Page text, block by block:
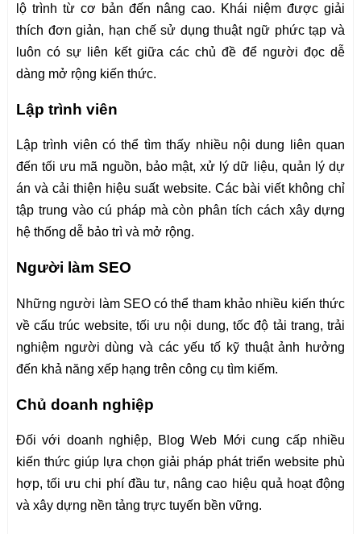
lộ trình từ cơ bản đến nâng cao. Khái niệm được giải
thích đơn giản, hạn chế sử dụng thuật ngữ phức tạp và
luôn có sự liên kết giữa các chủ đề để người đọc dễ
dàng mở rộng kiến thức.
Lập trình viên
Lập trình viên có thể tìm thấy nhiều nội dung liên quan
đến tối ưu mã nguồn, bảo mật, xử lý dữ liệu, quản lý dự
án và cải thiện hiệu suất website. Các bài viết không chỉ
tập trung vào cú pháp mà còn phân tích cách xây dựng
hệ thống dễ bảo trì và mở rộng.
Người làm SEO
Những người làm SEO có thể tham khảo nhiều kiến thức
về cấu trúc website, tối ưu nội dung, tốc độ tải trang, trải
nghiệm người dùng và các yếu tố kỹ thuật ảnh hưởng
đến khả năng xếp hạng trên công cụ tìm kiếm.
Chủ doanh nghiệp
Đối với doanh nghiệp, Blog Web Mới cung cấp nhiều
kiến thức giúp lựa chọn giải pháp phát triển website phù
hợp, tối ưu chi phí đầu tư, nâng cao hiệu quả hoạt động
và xây dựng nền tảng trực tuyến bền vững.